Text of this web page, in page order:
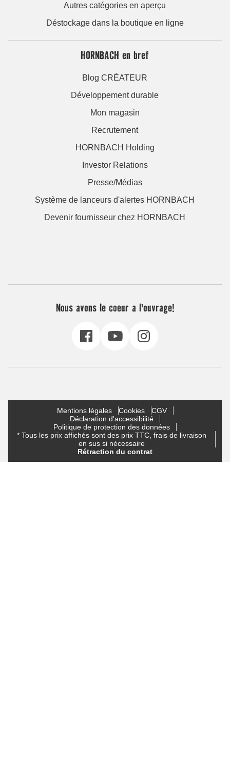
Autres catégories en aperçu
Déstockage dans la boutique en ligne
HORNBACH en bref
Blog CRÉATEUR
Développement durable
Mon magasin
Recrutement
HORNBACH Holding
Investor Relations
Presse/Médias
Système de lanceurs d'alertes HORNBACH
Devenir fournisseur chez HORNBACH
Nous avons le coeur a l'ouvrage!
Mentions légales Cookies
CGV
Déclaration d'accessibilité
Politique de protection des données
* Tous les prix affichés sont des prix TTC, frais de livraison
en sus si nécessaire
Rétraction du contrat